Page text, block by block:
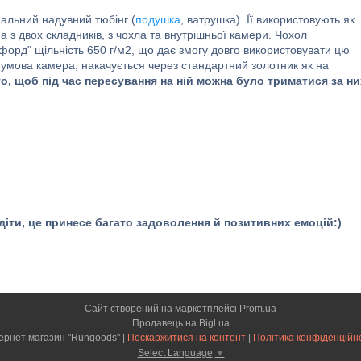
надувний тюбінг (подушка , ватрушка). Її використовують як
з двох складників, з чохла та внутрішньої камери. Чохол
щільність 650 г/м2, що дає змогу довго використовувати цю
камера, накачується через стандартний золотник як на
щоб під час пересування на ній можна було триматися за
це принесе багато задоволення й позитивних емоцій:)
Сайт створений на маркетплейсі Prom.ua
Продавець на Bigl.ua
Поскаржитися на контент
Політика
Select Language ▼